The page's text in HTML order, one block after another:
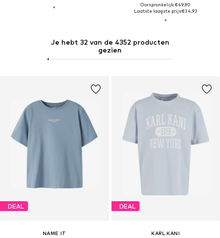
Oorspronkelijk: €49,90
Laatste laagste prijs:€34,93
DEAL
NAME IT
Je hebt 32 van de 4352 producten
gezien
DEAL
KARL KANI